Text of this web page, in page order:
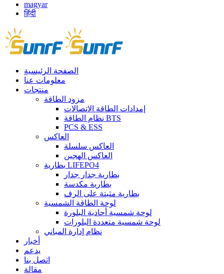
magyar
हिंदी
الصفحة الرئيسية
معلومات عنا
منتجات
مزود الطاقة
إمدادات الطاقة الاتصالات
نظام الطاقة BTS
PCS & ESS
العاكس
العاكس سلسلة
العاكس الهجين
بطارية LIFEPO4
بطارية جدار جدار
بطارية مكدسة
بطارية مثبتة على الرف
لوحة الطاقة الشمسية
لوحة شمسية أحادية البلورة
لوحة شمسية متعددة البلورات
نظام إدارة المباني
أخبار
يدعم
اتصل بنا
مقالة